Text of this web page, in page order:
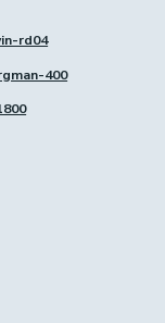
rd04
400